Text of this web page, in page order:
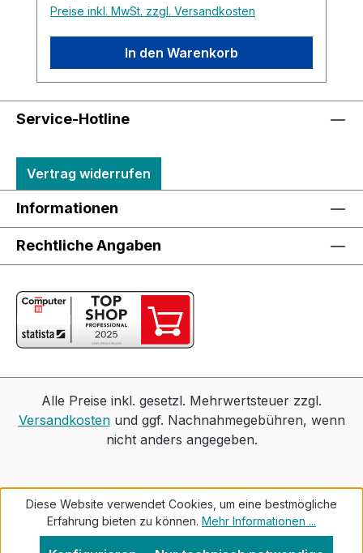
Preise inkl. MwSt. zzgl. Versandkosten
In den Warenkorb
Service-Hotline
Vertrag widerrufen
Informationen
Rechtliche Angaben
Alle Preise inkl. gesetzl. Mehrwertsteuer zzgl.
Versandkostenund ggf. Nachnahmegebühren, wenn
nicht anders angegeben.
Diese Website verwendet Cookies, um eine bestmögliche
Erfahrung bieten zu können. Mehr Informationen ...